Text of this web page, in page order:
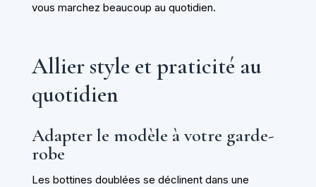
vous marchez beaucoup au quotidien.
Allier style et praticité au
quotidien
Adapter le modèle à votre garde-
robe
Les bottines doublées se déclinent dans une